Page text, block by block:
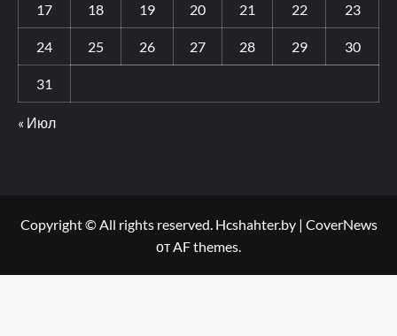
17 18 19 20 21 22 23
24 25 26 27 28 29 30
31
« Июл
Copyright © All rights reserved. Hcshahter.by | CoverNews
от AF themes.